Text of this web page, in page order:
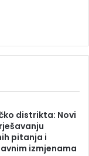
distrikta: Novi
pitanja i
izmjenama